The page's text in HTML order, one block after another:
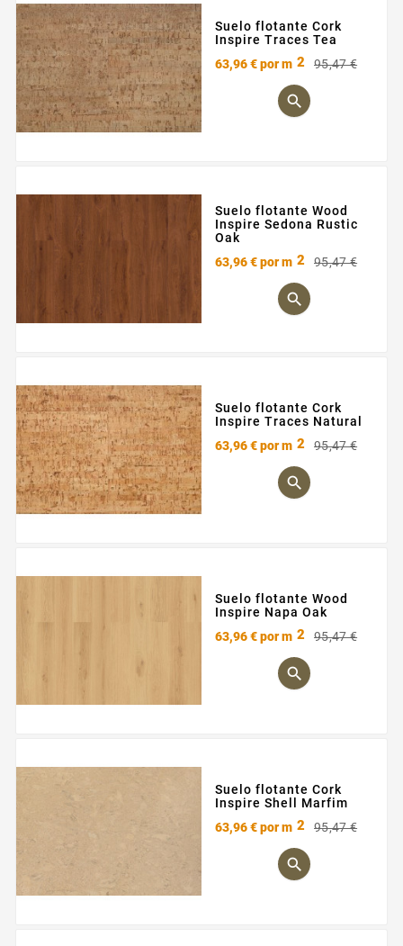
Suelo flotante Cork
Inspire Traces Tea
63,96 €por m 2 95,47 €

Suelo flotante Wood
Inspire Sedona Rustic
Oak
63,96 €por m 2 95,47 €

Suelo flotante Cork
Inspire Traces Natural
63,96 €por m 2 95,47 €

Suelo flotante Wood
Inspire Napa Oak
63,96 €por m 2 95,47 €

Suelo flotante Cork
Inspire Shell Marfim
63,96 €por m 2 95,47 €
